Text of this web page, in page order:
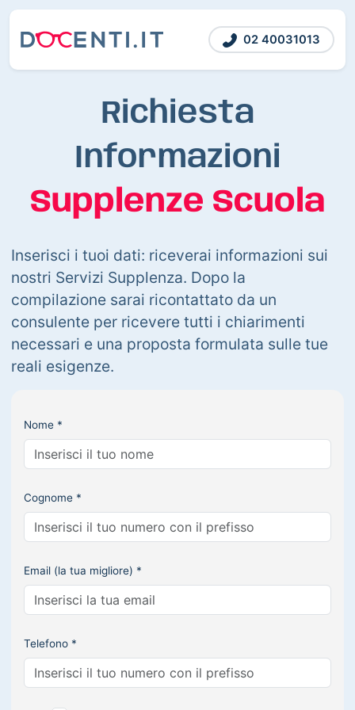
02 40031013
Richiesta
Informazioni
Supplenze Scuola
Inserisci i tuoi dati: riceverai informazioni sui
nostri Servizi Supplenza. Dopo la
compilazione sarai ricontattato da un
consulente per ricevere tutti i chiarimenti
necessari e una proposta formulata sulle tue
reali esigenze.
Nome *
Cognome *
Email (la tua migliore) *
Telefono *